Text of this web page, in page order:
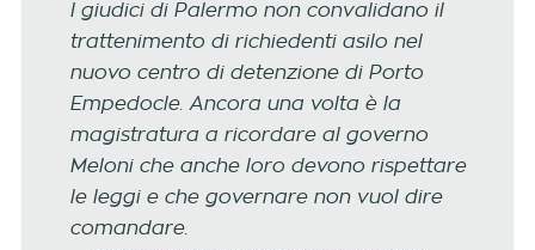
I giudici di Palermo non convalidano il
trattenimento di richiedenti asilo nel
nuovo centro di detenzione di Porto
Empedocle. Ancora una volta è la
magistratura a ricordare al governo
Meloni che anche loro devono rispettare
le leggi e che governare non vuol dire
comandare.